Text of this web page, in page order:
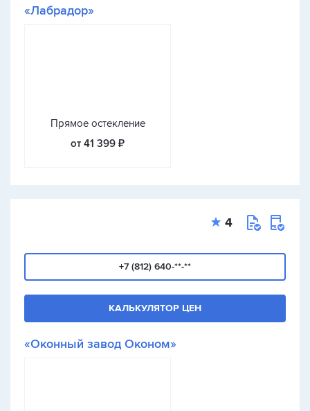
«Лабрадор»
Прямое остекление
от 41 399 ₽
4
+7 (812) 640-**-**
КАЛЬКУЛЯТОР ЦЕН
«Оконный завод Оконом»